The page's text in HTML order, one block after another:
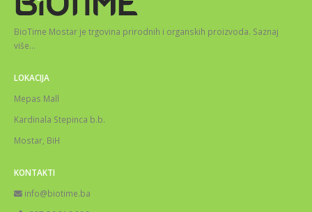
BioTime Mostar je trgovina prirodnih i organskih proizvoda. Saznaj
više…
LOKACIJA
Mepas Mall
Kardinala Stepinca b.b.
Mostar, BiH
KONTAKTI
info@biotime.ba